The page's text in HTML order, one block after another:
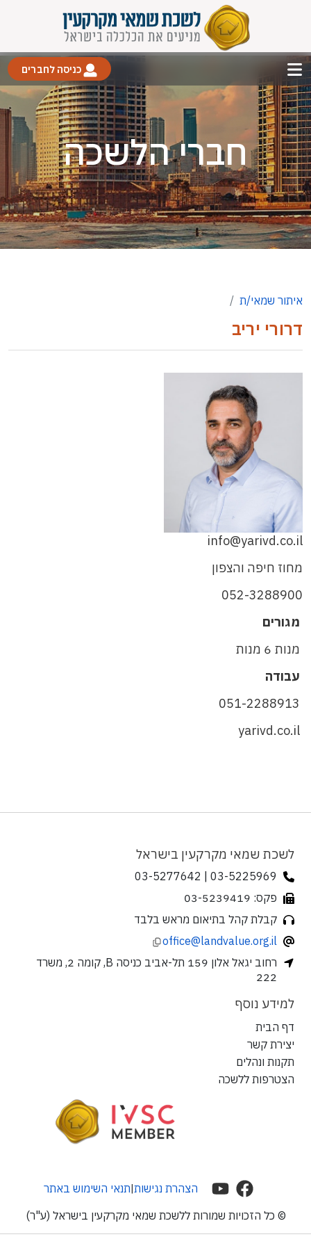
כניסה לחברים
חברי הלשכה
איתור שמאי/ת
דרורי יריב
info@yarivd.co.il
מחוז חיפה והצפון
052-3288900
מגורים
מנות 6 מנות
עבודה
051-2288913
yarivd.co.il
לשכת שמאי מקרקעין בישראל
03-5225969 | 03-5277642
פקס: 03-5239419
קבלת קהל בתיאום מראש בלבד
office@landvalue.org.il
רחוב יגאל אלון 159 תל-אביב כניסה B, קומה 2, משרד
222
למידע נוסף
דף הבית
יצירת קשר
תקנות ונהלים
הצטרפות ללשכה
© כל הזכויות שמורות ללשכת שמאי מקרקעין בישראל (ע"ר)
הצהרת נגישות תנאי השימוש באתר